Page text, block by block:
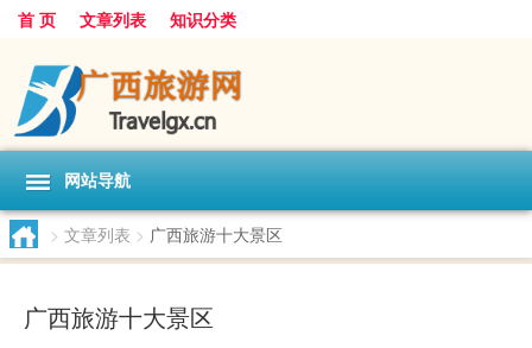
首 页 文章列表 知识分类
网站导航
> 文章列表 > 广西旅游十大景区
广西旅游十大景区